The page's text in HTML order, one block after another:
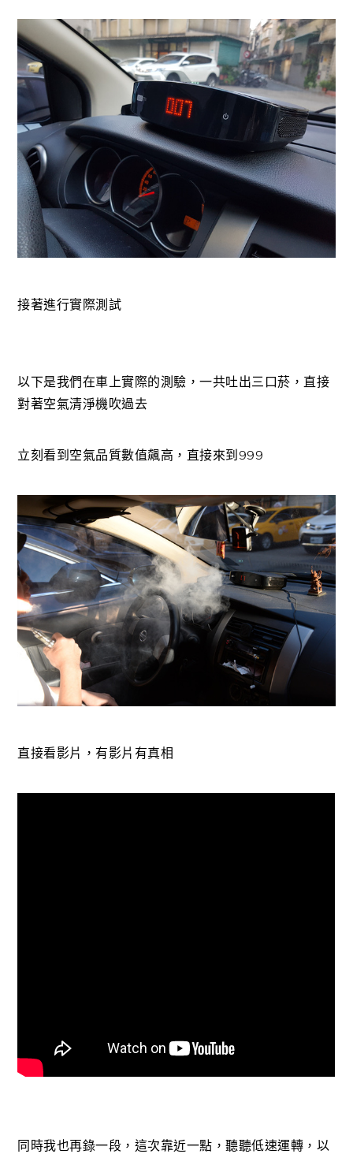
接著進行實際測試
以下是我們在車上實際的測驗，一共吐出三口菸，直接
對著空氣清淨機吹過去
立刻看到空氣品質數值飆高，直接來到999
直接看影片，有影片有真相
同時我也再錄一段，這次靠近一點，聽聽低速運轉，以